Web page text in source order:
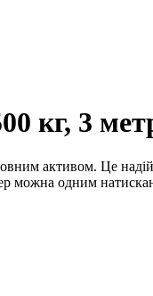
кг, 3
активом. Це
можна одним